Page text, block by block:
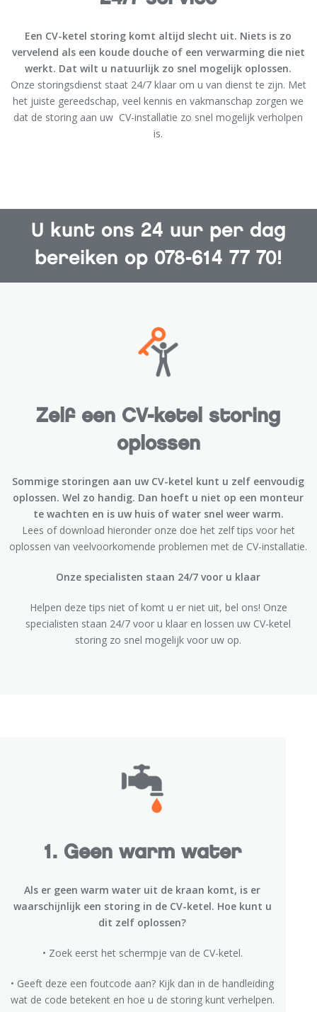
Een CV-ketel storing komt altijd slecht uit. Niets is zo
vervelend als een koude douche of een verwarming die niet
werkt. Dat wilt u natuurlijk zo snel mogelijk oplossen.
Onze storingsdienst staat 24/7 klaar om u van dienst te zijn. Met
het juiste gereedschap, veel kennis en vakmanschap zorgen we
dat de storing aan uw CV-installatie zo snel mogelijk verholpen
is.
U kunt ons 24 uur per dag
bereiken op 078-614 77 70!
Zelf een CV-ketel storing
oplossen
Sommige storingen aan uw CV-ketel kunt u zelf eenvoudig
oplossen. Wel zo handig. Dan hoeft u niet op een monteur
te wachten en is uw huis of water snel weer warm.
Lees of download hieronder onze doe het zelf tips voor het
oplossen van veelvoorkomende problemen met de CV-installatie.
Onze specialisten staan 24/7 voor u klaar
Helpen deze tips niet of komt u er niet uit, bel ons! Onze
specialisten staan 24/7 voor u klaar en lossen uw CV-ketel
storing zo snel mogelijk voor uw op.
1. Geen warm water
Als er geen warm water uit de kraan komt, is er
waarschijnlijk een storing in de CV-ketel. Hoe kunt u
dit zelf oplossen?
• Zoek eerst het schermpje van de CV-ketel.
• Geeft deze een foutcode aan? Kijk dan in de handleiding
wat de code betekent en hoe u de storing kunt verhelpen.